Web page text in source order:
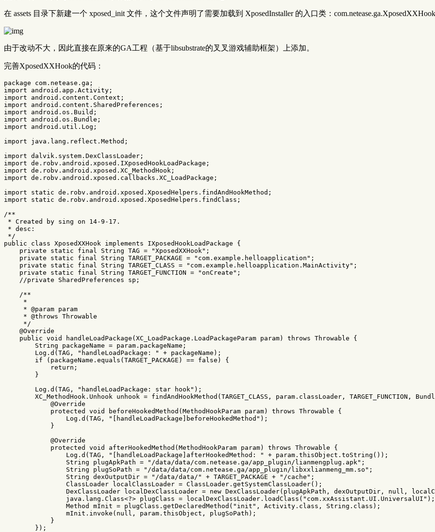
在 assets 目录下新建一个 xposed_init 文件，这个文件声明了需要加载到 XposedInstaller 的入口类：com.netease.ga.XposedXXHook
由于改动不大，因此直接在原来的GA工程（基于libsubstrate的叉叉游戏辅助框架）上添加。
完善XposedXXHook的代码：
package com.netease.ga ;
import
android.app.Activity ;
import
android.content.Context ;
import
android.content.SharedPreferences ;
import
android.os.Build ;
import
android.os.Bundle ;
import
android.util.Log ;
import
java.lang.reflect.Method ;
import dalvik.system.DexClassLoader ;
import de.robv.android.xposed.IXposedHookLoadPackage ;
import de.robv.android.xposed.XC_MethodHook ;
import de.robv.android.xposed.callbacks.XC_LoadPackage ;
import
static de . robv . android . xposed . XposedHelpers . findAndHookMethod ;
import
static de . robv . android . xposed . XposedHelpers . findClass ;
/**
* Created by sing on 14-9-17.
* desc:
*/
public
class XposedXXHook implements IXposedHookLoadPackage
{
private
static final String TAG = "XposedXXHook" ;
private
static final String TARGET_PACKAGE = "com.example.helloapplication" ;
private
static final String TARGET_CLASS = "com.example.helloapplication.MainActivity" ;
private
static final String TARGET_FUNCTION = "onCreate" ;
//private SharedPreferences sp;
/**
     *
     * @param param
     * @throws Throwable
     */
@Override
public void handleLoadPackage ( XC_LoadPackage . LoadPackageParam param) throws Throwable
{
String
packageName = param . packageName ;
Log . d ( TAG , "handleLoadPackage: " + packageName );
if
( packageName . equals ( TARGET_PACKAGE ) == false )
{
return ;
}
Log . d ( TAG , "handleLoadPackage: star hook" );
XC_MethodHook . Unhook unhook = findAndHookMethod ( TARGET_CLASS , param . classLoader , TARGET_FUNCTION ,
@Override
protected
void beforeHookedMethod ( MethodHookParam param) throws Throwable
{
Log . d ( TAG , "[handleLoadPackage]beforeHookedMethod" );
}
@Override
protected
void afterHookedMethod ( MethodHookParam param) throws Throwable
{
Log . d ( TAG , "[handleLoadPackage]afterHookedMethod: " + param . thisObject . toString ());
String
plugApkPath = "/data/data/com.netease.ga/app_plugin/lianmengplug.apk" ;
String
plugSoPath = "/data/data/com.netease.ga/app_plugin/libxxlianmeng_mm.so" ;
String dexOutputDir = "/data/data/" + TARGET_PACKAGE + "/cache" ;
ClassLoader
localClassLoader = ClassLoader . getSystemClassLoader();
DexClassLoader
localDexClassLoader = new DexClassLoader( plugApkPath , dexOutputDir , null ,
java . lang . Class<?> plugClass = localDexClassLoader . loadClass ( "com.xxAssistant.UI.UniversalUI" );
Method
mInit = plugClass . getDeclaredMethod ( "init" , Activity . class , String . class );
mInit . invoke ( null , param . thisObject , plugSoPath );
}
});